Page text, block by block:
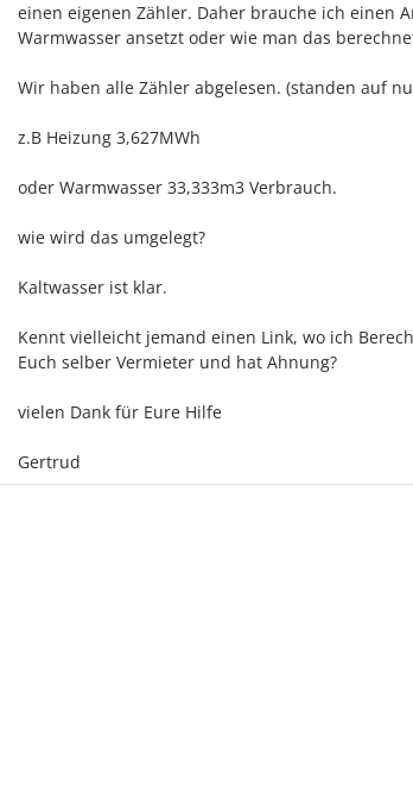
einen eigenen Zähler. Daher brauche ich einen
Warmwasser ansetzt oder wie man das
Wir haben alle Zähler abgelesen. (standen auf
z.B Heizung 3,627MWh
oder Warmwasser 33,333m3 Verbrauch.
wie wird das umgelegt?
Kaltwasser ist klar.
Kennt vielleicht jemand einen Link, wo ich
Euch selber Vermieter und hat Ahnung?
vielen Dank für Eure Hilfe
Gertrud